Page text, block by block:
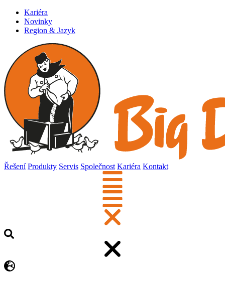
Kariéra
Novinky
Region & Jazyk
Řešení Produkty Servis Společnost Kariéra Kontakt